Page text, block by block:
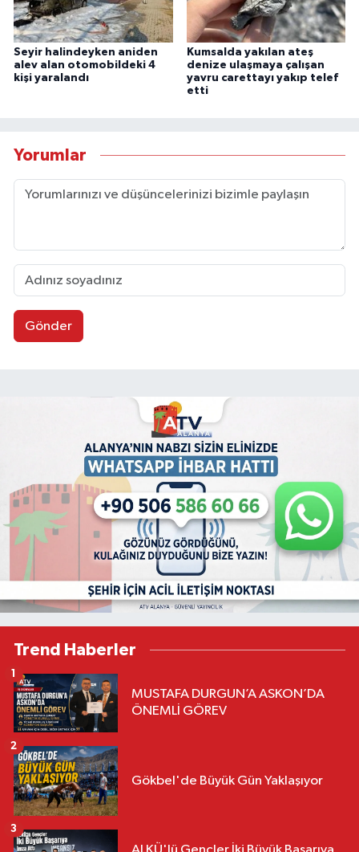
Seyir halindeyken aniden
alev alan otomobildeki 4
kişi yaralandı
Kumsalda yakılan ateş
denize ulaşmaya çalışan
yavru carettayı yakıp telef
etti
Yorumlar
Gönder
Trend Haberler
MUSTAFA DURGUN’A ASKON’DA
ÖNEMLİ GÖREV
1
Gökbel'de Büyük Gün Yaklaşıyor
2
3